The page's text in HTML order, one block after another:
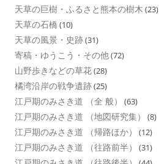
天草の巨樹・ふるさと熊本の樹木 (23)
天草の石橋 (10)
天草の風景・史跡(31)
寄稿・ゆうこう・その他(72)
山野歩きなどの草花(28)
橘湾沿岸の戦争遺跡(25)
江戸期のみさき道 （全 般） (63)
江戸期のみさき道 （地図研究集） (8)
江戸期のみさき道 （帰路ほか） (12)
江戸期のみさき道 （往路前半） (31)